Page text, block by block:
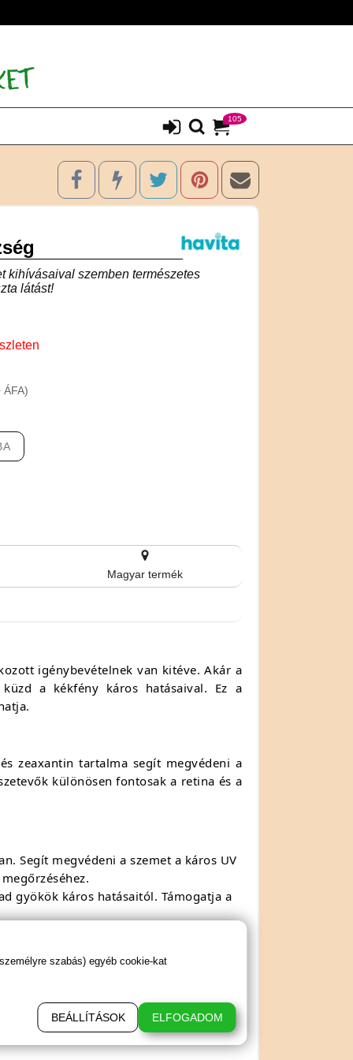
105
kihívásaival szemben természetes
látást!
ÁFA)
Magyar termék
igénybevételnek van kitéve. Akár a
a kékfény káros hatásaival. Ez a
zeaxantin tartalma segít megvédeni a
különösen fontosak a retina és a
Segít megvédeni a szemet a káros UV
gyökök káros hatásaitól. Támogatja a
szabás) egyéb cookie-kat
BEÁLLÍTÁSOK ELFOGADOM